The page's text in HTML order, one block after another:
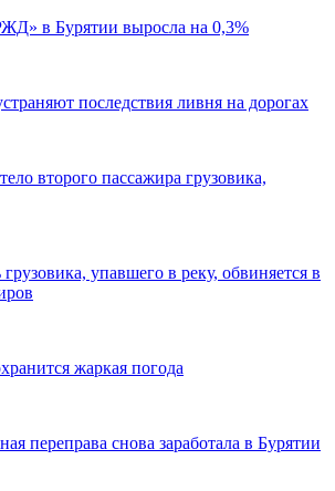
в Бурятии выросла на 0,3%
последствия ливня на дорогах
второго пассажира грузовика,
упавшего в реку, обвиняется в
жаркая погода
переправа снова заработала в Бурятии